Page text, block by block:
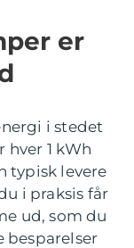
er
i stedet
hver 1 kWh
typisk levere
i praksis får
ud, som du
besparelser